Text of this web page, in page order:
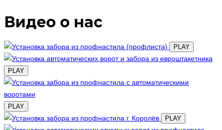
Видео о нас
PLAY
PLAY
PLAY
PLAY